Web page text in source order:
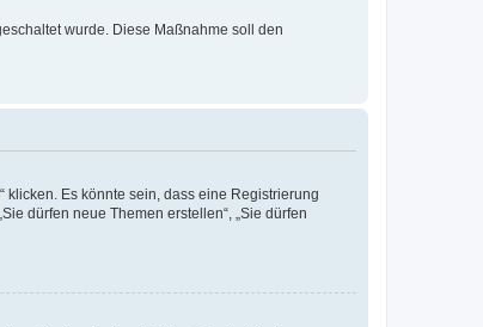
wurde. Diese Maßnahme soll den
klicken. Es könnte sein, dass eine Registrierung
dürfen neue Themen erstellen“, „Sie dürfen